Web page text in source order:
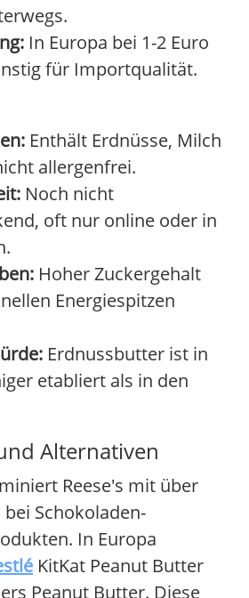
In Europa bei 1-2 Euro
für Importqualität.
Enthält Erdnüsse, Milch
allergenfrei.
Noch nicht
oft nur online oder in
Hoher Zuckergehalt
Energiespitzen
Erdnussbutter ist in
etabliert als in den
Alternativen
Reese's mit über
Schokoladen-
In Europa
KitKat Peanut Butter
Peanut Butter. Diese